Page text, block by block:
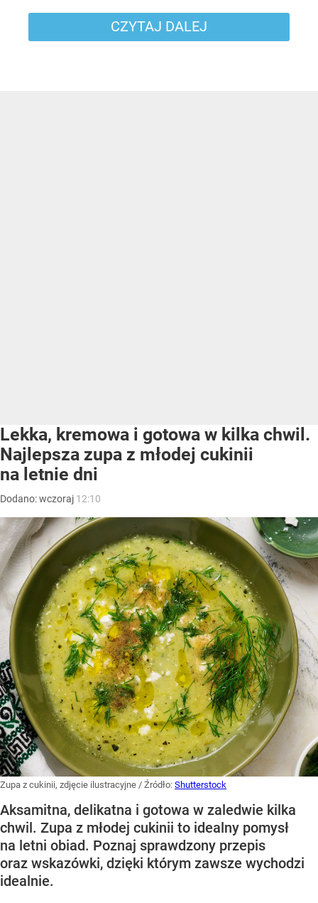
CZYTAJ DALEJ
Lekka, kremowa i gotowa w kilka chwil.
Najlepsza zupa z młodej cukinii
na letnie dni
Dodano:wczoraj 12:10
Zupa z cukinii, zdjęcie ilustracyjne / Źródło: Shutterstock
Aksamitna, delikatna i gotowa w zaledwie kilka
chwil. Zupa z młodej cukinii to idealny pomysł
na letni obiad. Poznaj sprawdzony przepis
oraz wskazówki, dzięki którym zawsze wychodzi
idealnie.